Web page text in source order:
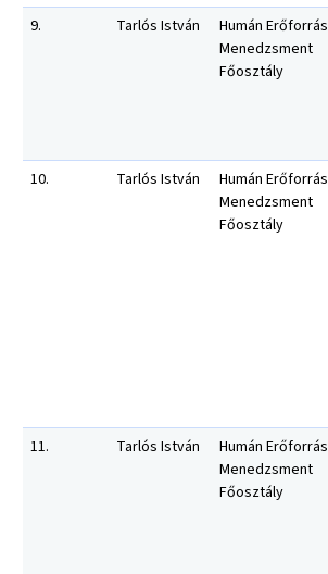
9.
Tarlós István
Humán Erőforrás
Menedzsment
Főosztály
10.
Tarlós István
Humán Erőforrás
Menedzsment
Főosztály
11.
Tarlós István
Humán Erőforrás
Menedzsment
Főosztály